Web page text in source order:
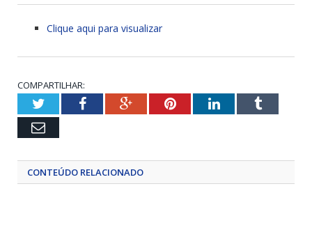
Clique aqui para visualizar
COMPARTILHAR:
TwitterFacebookGoogle+PinterestLinkedInTumblr
Email
CONTEÚDO RELACIONADO